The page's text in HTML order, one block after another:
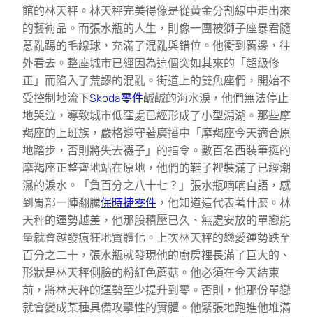
館的林天秤。林天秤完美得像是從黃金分割線中走出來
的藝術品。而張水瓶的人生，則像一團被獅子座暴君隨
意亂踢的毛線球，充滿了混亂與錯位。他衝到窗邊，往
外看去。整座城市已經因為這個突如其來的「超級修
正」而陷入了荒謬的混亂。街道上的雙魚座們，開始不
受控制地流下Skoda零件鹹鹹的海水淚，他們無法停止
地哭泣，導致城市低窪處已經形成了小型潟湖。那些摩
羯座的上班族，嚴格遵守著廣播中「摩羯座今天適合原
地踏步，否則將失去襪子」的指令。數百名西裝筆挺的
摩羯座正整齊地站在原地，他們的鞋子裡裝滿了已經潮
濕的淚水。「負百分之八十七？」張水瓶喃喃自語，感
到胃部一陣翻騰保時捷零件 ，他知道這代表著什麼。林
天秤的運勢越差，他那股積壓已久、無處安放的單戀能
量就會越發瘋狂地實體化。上次林天秤的戀愛運勢跌至
百分之二十，張水瓶就發現他的廚房裡長滿了巨大的、
形狀是林天秤側臉的粉紅色蘑菇。他必須在今天結束
前，將林天秤的運勢至少提升到零。否則，他那份單戀
就會變成某種具備攻擊性的實體。他緊張地跑進他堆滿